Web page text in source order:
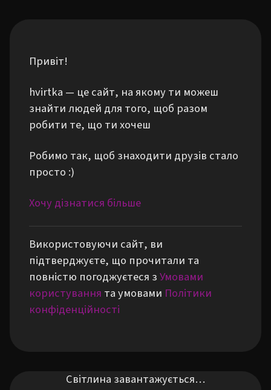
Привіт!
hvirtka — це сайт, на якому ти можеш
знайти людей для того, щоб разом
робити те, що ти хочеш
Робимо так, щоб знаходити друзів стало
просто :)
Хочу дізнатися більше
Використовуючи сайт, ви
підтверджуєте, що прочитали та
повністю погоджуєтеся зУмовами
користування та умовами Політики
конфіденційності
Світлина завантажується…